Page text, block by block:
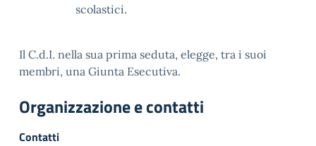
scolastici.
Il C.d.I. nella sua prima seduta, elegge, tra i suoi
membri, una Giunta Esecutiva.
Organizzazione e contatti
Contatti